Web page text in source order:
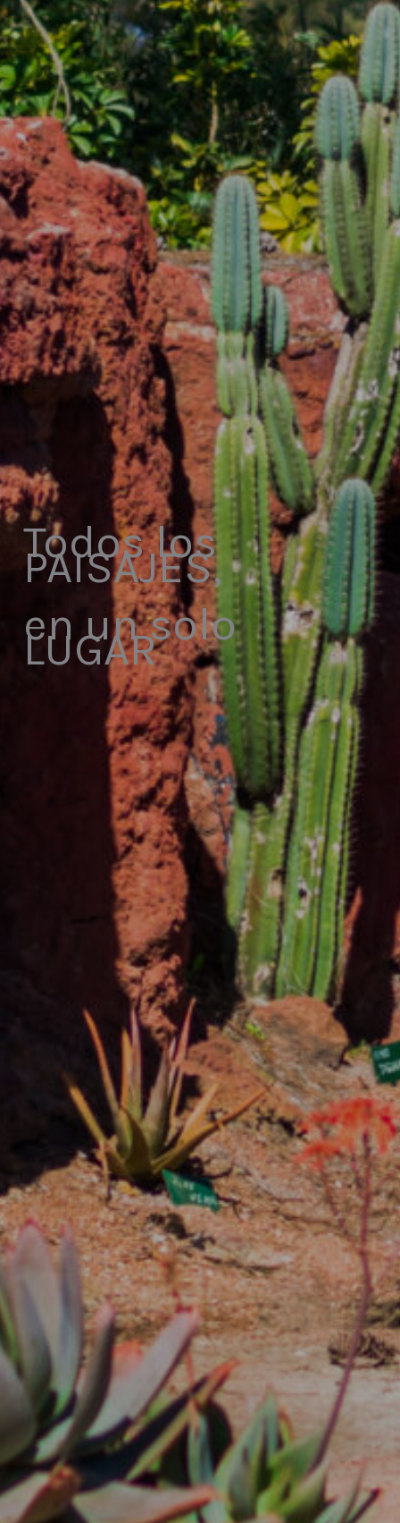
Todos los
PAISAJES,
en un solo
LUGAR